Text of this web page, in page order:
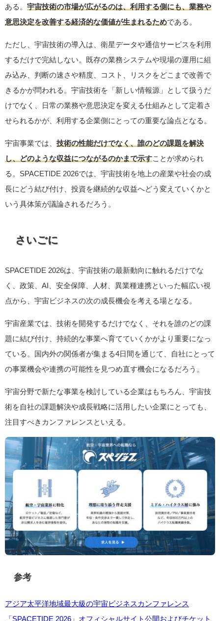
ある。 宇宙技術の市場が広がるのは、利用する側にも、業務や
意思決定を改善する経済的な価値が生まれるためである。
ただし、宇宙技術の導入は、衛星データや通信サービスを利用
するだけで完結しない。既存の業務システムや現場の運用に組
み込み、判断の速さや精度、コスト、リスクをどこまで改善で
きるかが問われる。宇宙技術を「新しい情報源」として扱うだ
けでなく、日常の業務や意思決定を変える仕組みとして定着さ
せられるかが、利用する企業側にとっての重要な論点となる。
宇宙事業では、 技術の性能だけでなく、誰のどの課題を解決
し、どのような収益につながるのかまで示す ことが求められ
る。SPACETIDE 2026では、宇宙技術を地上の産業や社会の成
長にどう結び付け、投資を継続的な収益へどう変えていくかと
いう具体策が議論されるだろう。
さいごに
SPACETIDE 2026は、宇宙技術の最新動向に触れるだけでな
く、政策、AI、安全保障、人材、異業種連携といった幅広い視
点から、宇宙ビジネスの次の成長機会を考える場となる。
宇宙産業では、技術を開発するだけでなく、それを誰のどの課
題に結び付け、持続的な事業へ育てていくかがより重要になっ
ている。国内外の関係者が集まる4日間を通じて、自社にとって
の事業機会や連携の可能性を見つめ直す機会になるだろう。
宇宙分野で新たな事業を検討している企業はもちろん、宇宙技
術を自社の課題解決や成長戦略に活用したい企業にとっても、
注目すべきカンファレンスといえる。
参考
アジア太平洋地域最大級の宇宙ビジネスカンファレンス
「SPACETIDE 2026」オフィシャルサイト公開およびチケット